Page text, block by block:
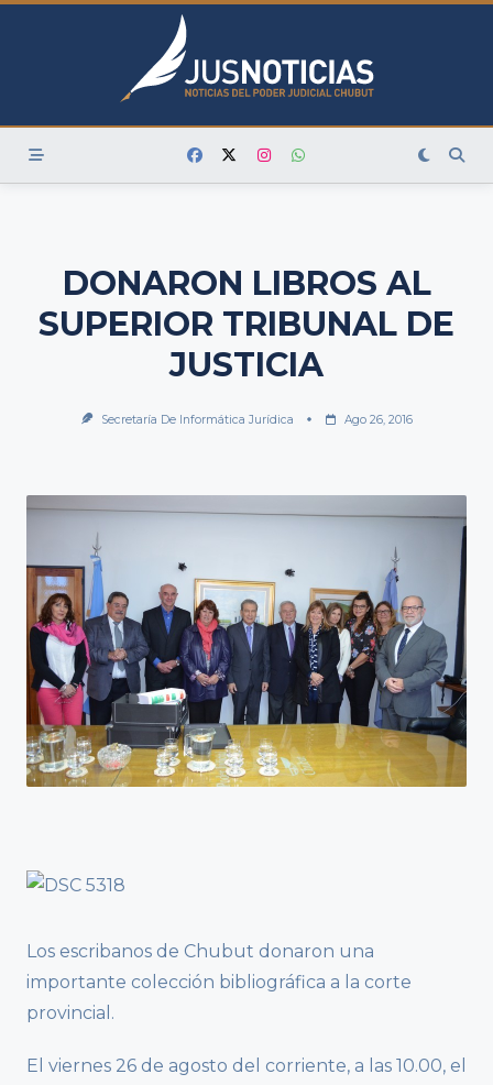
Skip
DONARON LIBROS AL
SUPERIOR TRIBUNAL DE
JUSTICIA
Secretaría De Informática Jurídica Ago 26, 2016
Los escribanos de Chubut donaron una
importante colección bibliográfica a la corte
provincial.
El viernes 26 de agosto del corriente, a las 10.00, el